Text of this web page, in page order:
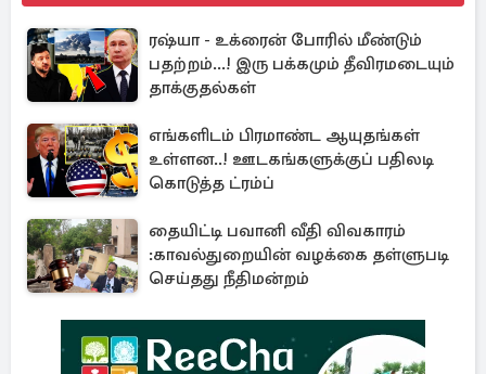
ரஷ்யா - உக்ரைன் போரில் மீண்டும்
பதற்றம்...! இரு பக்கமும் தீவிரமடையும்
தாக்குதல்கள்
எங்களிடம் பிரமாண்ட ஆயுதங்கள்
உள்ளன..! ஊடகங்களுக்குப் பதிலடி
கொடுத்த ட்ரம்ப்
தையிட்டி பவானி வீதி விவகாரம்
:காவல்துறையின் வழக்கை தள்ளுபடி
செய்தது நீதிமன்றம்